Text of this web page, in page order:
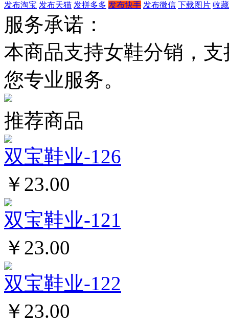
发布淘宝 发布天猫 发拼多多 发布快手 发布微信 下载图片 收
服务承诺：
本商品支持女鞋分销，
您专业服务。
推荐商品
双宝鞋业-126
￥23.00
双宝鞋业-121
￥23.00
双宝鞋业-122
￥23.00